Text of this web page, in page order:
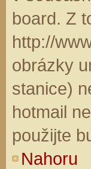
board. Z
http://
obrázky
stanice)
hotmail
použijte
Nahoru